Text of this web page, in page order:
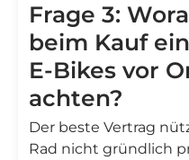
Frage 3:
beim Kauf
E-Bikes vor
achten?
Der beste Vertrag
Rad nicht gründlich